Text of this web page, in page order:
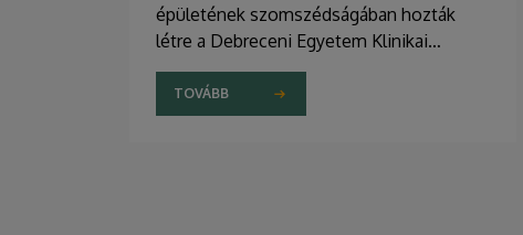
épületének szomszédságában hozták
létre a Debreceni Egyetem Klinikai
Központ Kenézy Gyula Campusán. Az új
területet várhatóan augusztusban nyitják
meg a járművek előtt.
TOVÁBB